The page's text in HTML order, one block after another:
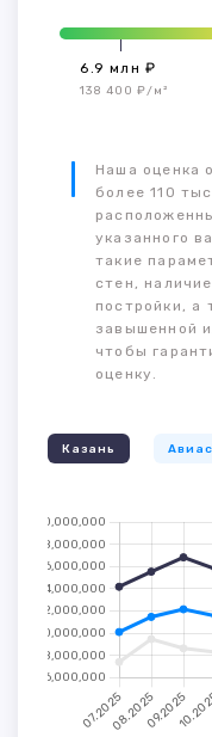
6.9 млн ₽
138 400 ₽/м²
Наша оценка
более 110
указанного
такие
стен,
постройки, а
завышенной
чтобы
оценку.
Казань